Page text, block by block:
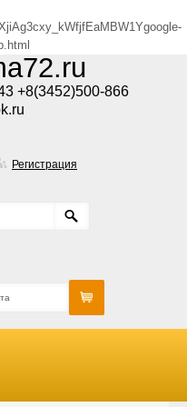
+8(3452)500-866
Регистрация